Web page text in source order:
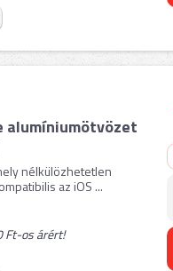
alumíniumötvözet
nélkülözhetetlen
az iOS ...
Ft-os árért!